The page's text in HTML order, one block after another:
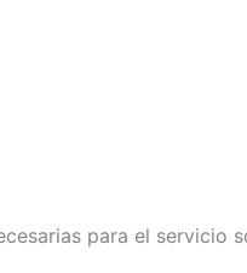
para el servicio